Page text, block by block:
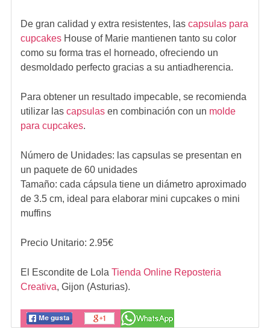
De gran calidad y extra resistentes, las capsulas para
cupcakesHouse of Marie mantienen tanto su color
como su forma tras el horneado, ofreciendo un
desmoldado perfecto gracias a su antiadherencia.
Para obtener un resultado impecable, se recomienda
utilizar las capsulasen combinación con un molde
para cupcakes.
Número de Unidades: las capsulas se presentan en
un paquete de 60 unidades
Tamaño: cada cápsula tiene un diámetro aproximado
de 3.5 cm, ideal para elaborar mini cupcakes o mini
muffins
Precio Unitario: 2.95€
El Escondite de Lola Tienda Online Reposteria
Creativa, Gijon (Asturias).